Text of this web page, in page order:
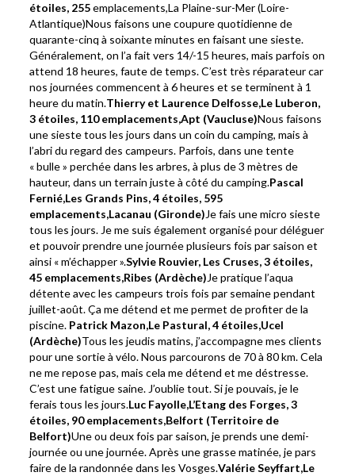
étoiles, 255emplacements,La Plaine-sur-Mer (Loire-
Atlantique)Nous faisons une coupure quotidienne de
quarante-cinq à soixante minutes en faisant une sieste.
Généralement, on l’a fait vers 14/-15 heures, mais parfois on
attend 18 heures, faute de temps. C’est très réparateur car
nos journées commencent à 6 heures et se terminent à 1
heure du matin.Thierry et Laurence Delfosse,Le Luberon,
3 étoiles, 110 emplacements,Apt (Vaucluse)Nous faisons
une sieste tous les jours dans un coin du camping, mais à
l’abri du regard des campeurs. Parfois, dans une tente
« bulle » perchée dans les arbres, à plus de 3 mètres de
hauteur, dans un terrain juste à côté du camping.Pascal
Fernié,Les Grands Pins,4 étoiles, 595
emplacements,Lacanau (Gironde)Je fais une micro sieste
tous les jours. Je me suis également organisé pour déléguer
et pouvoir prendre une journée plusieurs fois par saison et
ainsi « m’échapper ».Sylvie Rouvier, Les Cruses,3 étoiles,
45 emplacements,Ribes (Ardèche)Je pratique l’aqua
détente avec les campeurs trois fois par semaine pendant
juillet-août. Ça me détend et me permet de profiter de la
piscine. Patrick Mazon,Le Pastural,4 étoiles,Ucel
(Ardèche)Tous les jeudis matins, j’accompagne mes clients
pour une sortie à vélo. Nous parcourons de 70 à 80 km. Cela
ne me repose pas, mais cela me détend et me déstresse.
C’est une fatigue saine. J’oublie tout. Si je pouvais, je le
ferais tous les jours.Luc Fayolle,L’Etang des Forges,3
étoiles, 90 emplacements,Belfort (Territoire de
Belfort)Une ou deux fois par saison, je prends une demi-
journée ou une journée. Après une grasse matinée, je pars
faire de la randonnée dans les Vosges.Valérie Seyffart,Le